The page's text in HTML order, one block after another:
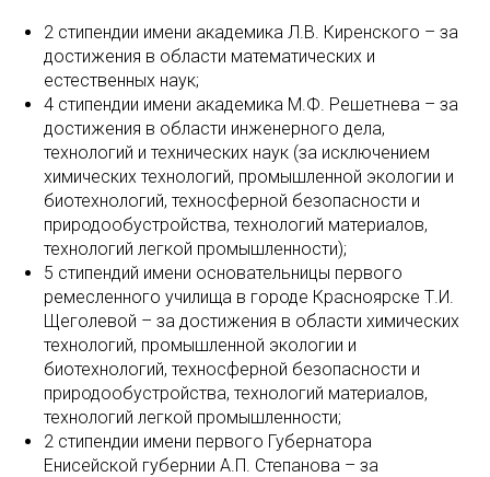
2 стипендии имени академика Л.В. Киренского – за
достижения в области математических и
естественных наук;
4 стипендии имени академика М.Ф. Решетнева – за
достижения в области инженерного дела,
технологий и технических наук (за исключением
химических технологий, промышленной экологии и
биотехнологий, техносферной безопасности и
природообустройства, технологий материалов,
технологий легкой промышленности);
5 стипендий имени основательницы первого
ремесленного училища в городе Красноярске Т.И.
Щеголевой – за достижения в области химических
технологий, промышленной экологии и
биотехнологий, техносферной безопасности и
природообустройства, технологий материалов,
технологий легкой промышленности;
2 стипендии имени первого Губернатора
Енисейской губернии А.П. Степанова – за